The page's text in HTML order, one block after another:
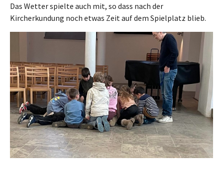
Das Wetter spielte auch mit, so dass nach der
Kircherkundung noch etwas Zeit auf dem Spielplatz blieb.